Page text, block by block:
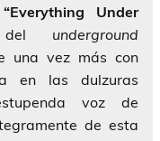
“Everything Under
del underground
una vez más con
en las dulzuras
voz de
de esta